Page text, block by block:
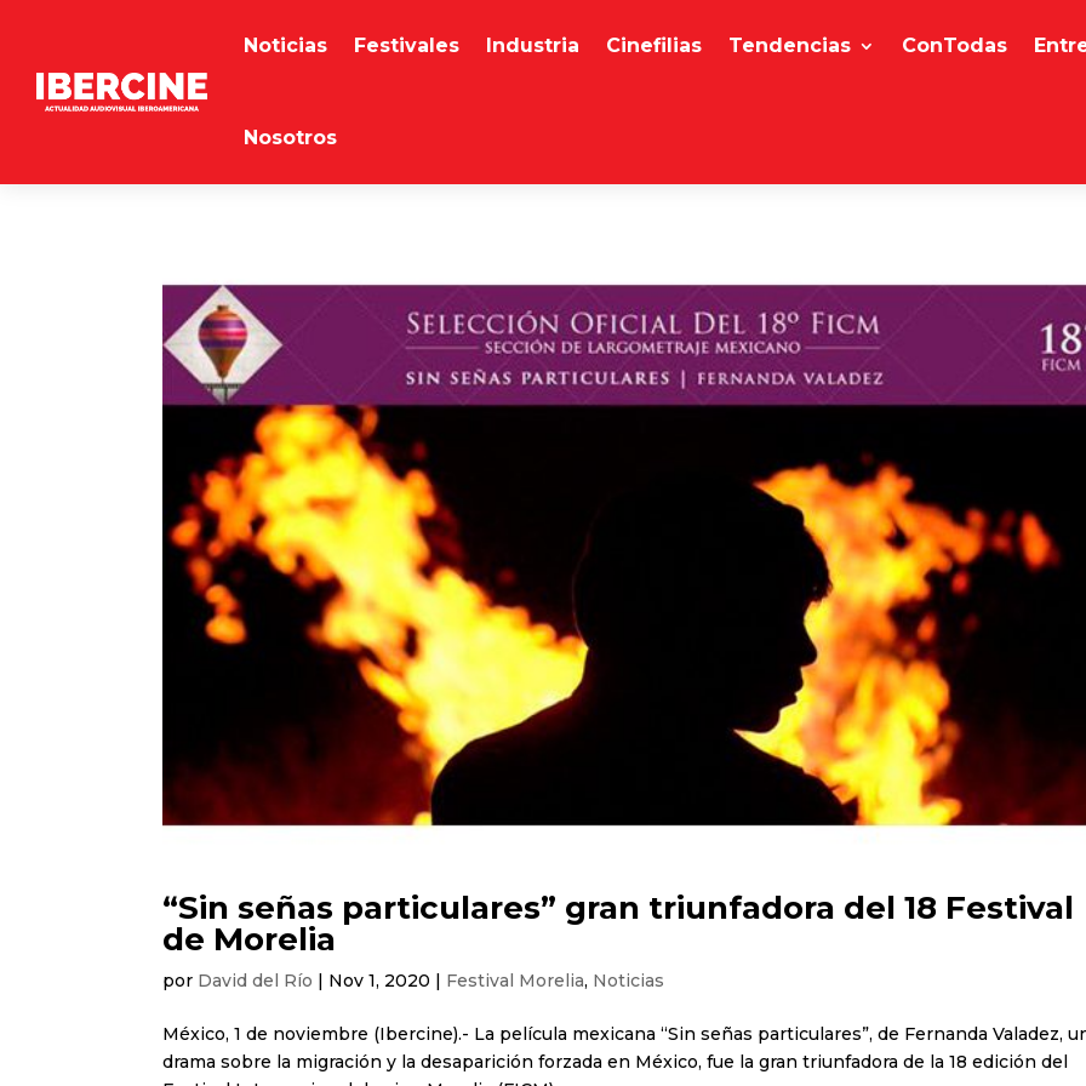
Noticias Festivales Industria Cinefilias Tendencias ConTodas
Nosotros
“Sin señas particulares” gran triunfadora del 18 Festival
de Morelia
por David del Río | Nov 1, 2020 | Festival Morelia, Noticias
México, 1 de noviembre (Ibercine).- La película mexicana “Sin señas particulares”, de Fernanda Valadez,
drama sobre la migración y la desaparición forzada en México, fue la gran triunfadora de la 18 edición del